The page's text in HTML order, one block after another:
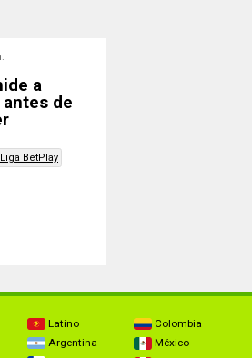
a
de
Liga BetPlay
Latino
Argentina
Colombia
México